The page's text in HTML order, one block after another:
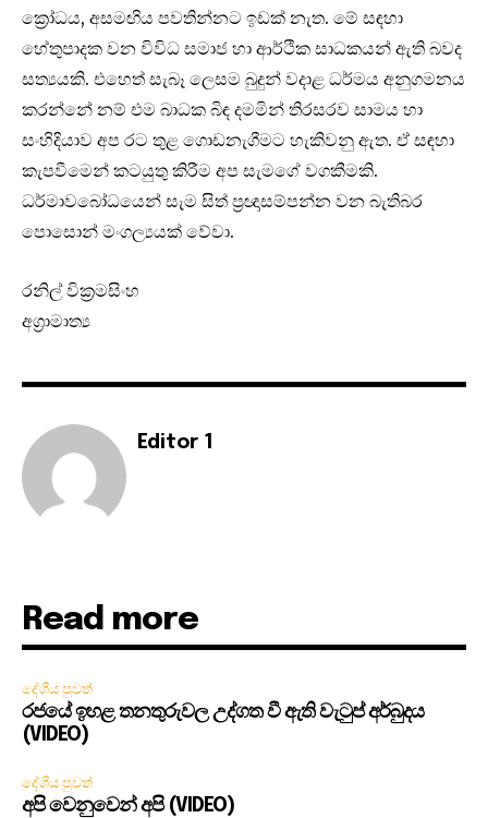
ක්‍රෝධය, අසමඟිය පවතින්නට ඉඩක් නැත. මේ සඳහා
හේතුපාදක වන විවිධ සමාජ හා ආර්ථික සාධකයන් ඇති බවද
සත්‍යයකි. එහෙත් සැබෑ ලෙසම බුදුන් වදාළ ධර්මය අනුගමනය
කරන්නේ නම් එම බාධක බිඳ දමමින් තිරසරව සාමය හා
සංහිදියාව අප රට තුළ ගොඩනැගීමට හැකිවනු ඇත. ඒ සඳහා
කැපවීමෙන් කටයුතු කිරීම අප සැමගේ වගකීමකි.
ධර්මාවබෝධයෙන් සැම සිත් ප්‍රඥාසම්පන්න වන බැතිබර
පොසොන් මංගල්‍යයක් වේවා.
රනිල් වික්‍රමසිංහ
අග්‍රාමාත්‍ය
Editor 1
Read more
දේශීය පුවත්
රජයේ ඉහළ තනතුරුවල උද්ගත වී ඇති වැටුප් අර්බුදය
(VIDEO)
දේශීය පුවත්
අපි වෙනුවෙන් අපි (VIDEO)